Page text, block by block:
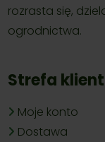
rozrasta się,
ogrodnictwa.
Strefa
Moje konto
Dostawa